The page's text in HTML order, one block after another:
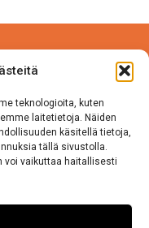
teknologioita, kuten
laitetietoja. Näiden
käsitellä tietoja,
tällä sivustolla.
voi vaikuttaa haitallisesti
4